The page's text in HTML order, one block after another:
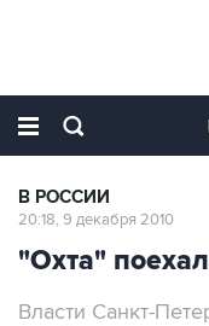
В РОССИИ
20:18, 9 декабря 2010
"Охта"
Власти Санкт-